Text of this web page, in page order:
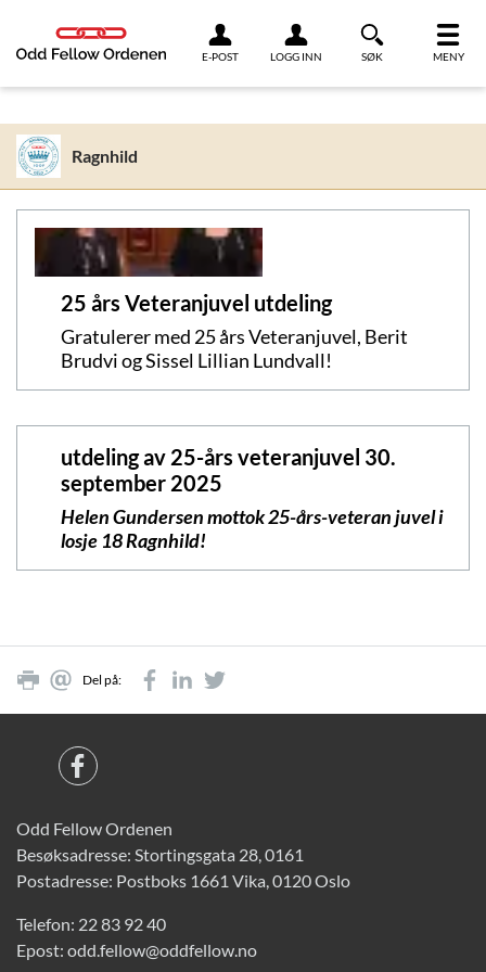
E-POST LOGG INN SØK MENY
Ragnhild
25 års Veteranjuvel utdeling
Gratulerer med 25 års Veteranjuvel, Berit
Brudvi og Sissel Lillian Lundvall!
utdeling av 25-års veteranjuvel 30.
september 2025
Helen Gundersen mottok 25-års-veteran juvel i
losje 18 Ragnhild!
Del på:
Odd Fellow Ordenen
Besøksadresse: Stortingsgata 28, 0161
Postadresse: Postboks 1661 Vika, 0120 Oslo
Telefon: 22 83 92 40
Epost: odd.fellow@oddfellow.no